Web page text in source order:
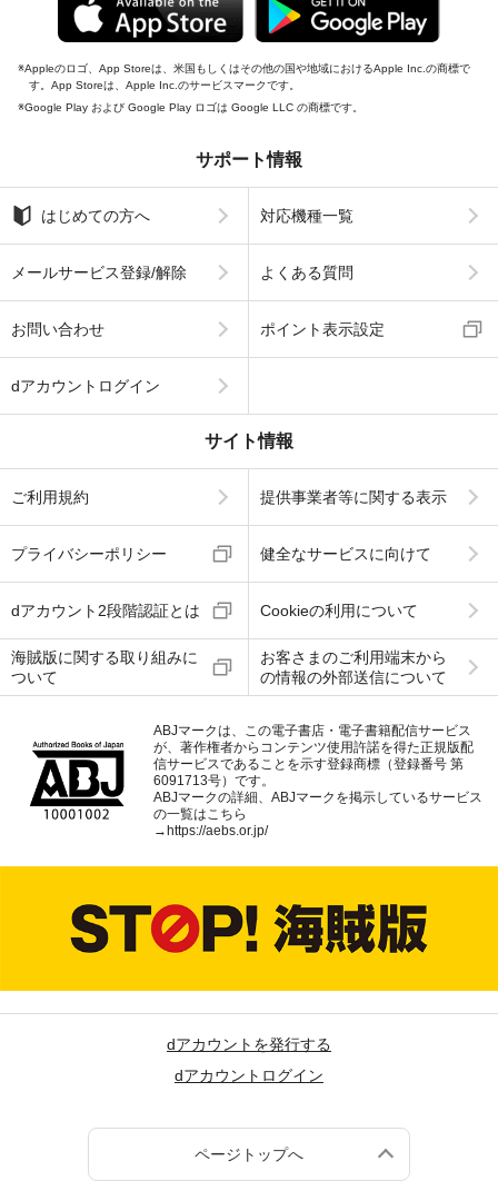
Appleのロゴ、App Storeは、米国もしくはその他の国や地域におけるApple Inc.の商標で
す。App Storeは、Apple Inc.のサービスマークです。
Google Play および Google Play ロゴは Google LLC の商標です。
サポート情報
はじめての方へ 対応機種一覧
メールサービス登録/解除 よくある質問
お問い合わせ ポイント表示設定
dアカウントログイン
サイト情報
ご利用規約 提供事業者等に関する表示
プライバシーポリシー 健全なサービスに向けて
dアカウント2段階認証とは Cookieの利用について
海賊版に関する取り組みに
ついて
お客さまのご利用端末から
の情報の外部送信について
ABJマークは、この電子書店・電子書籍配信サービス
が、著作権者からコンテンツ使用許諾を得た正規版配
信サービスであることを示す登録商標（登録番号 第
6091713号）です。
ABJマークの詳細、ABJマークを掲示しているサービス
の一覧はこちら
→https://aebs.or.jp/
dアカウントを発行する
dアカウントログイン
ページトップへ